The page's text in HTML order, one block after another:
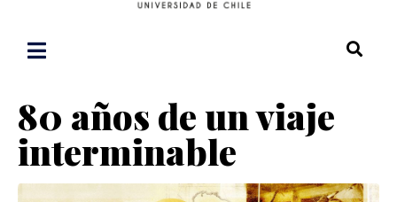
80 años de un viaje
interminable